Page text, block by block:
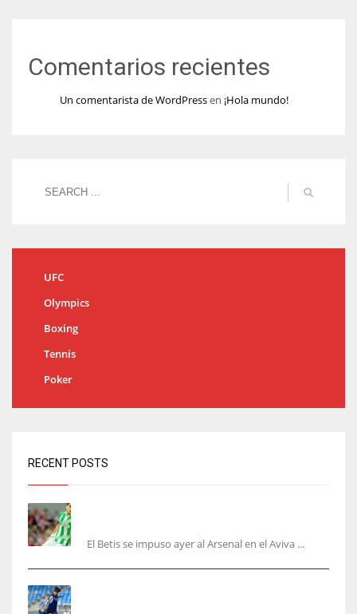
Comentarios recientes
Un comentarista de WordPressen ¡Hola mundo!
UFC
Olympics
Boxing
Tennis
Poker
RECENT POSTS
El Betis se impuso ayer al Arsenal en el Aviva ...